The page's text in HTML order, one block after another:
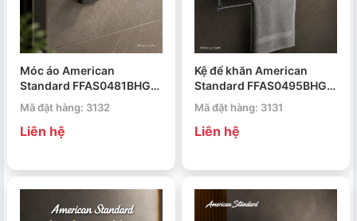
Móc áo American
Standard FFAS0481BHG
Concept Square
Mã đặt hàng: 3132
Liên hệ
Kệ để khăn American
Standard FFAS0495BHG
Concept Square
Mã đặt hàng: 3131
Liên hệ